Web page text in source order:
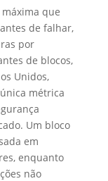
que
de falhar,
por
de blocos,
Unidos,
métrica
Um bloco
em
enquanto
não